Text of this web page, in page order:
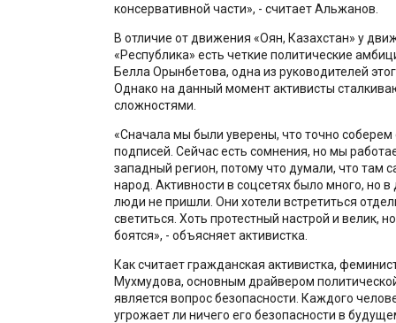
консервативной части», - считает Альжанов.
В отличие от движения «Оян, Казахстан» у
«Республика» есть четкие политические
Белла Орынбетова, одна из руководителей
Однако на данный момент активисты
сложностями.
«Сначала мы были уверены, что точно соберем
подписей. Сейчас есть сомнения, но мы
западный регион, потому что думали, что там
народ. Активности в соцсетях было много, но в
люди не пришли. Они хотели встретиться
светиться. Хоть протестный настрой и велик,
боятся», - объясняет активистка.
Как считает гражданская активистка,
Мухмудова, основным драйвером
является вопрос безопасности. Каждого
угрожает ли ничего его безопасности в